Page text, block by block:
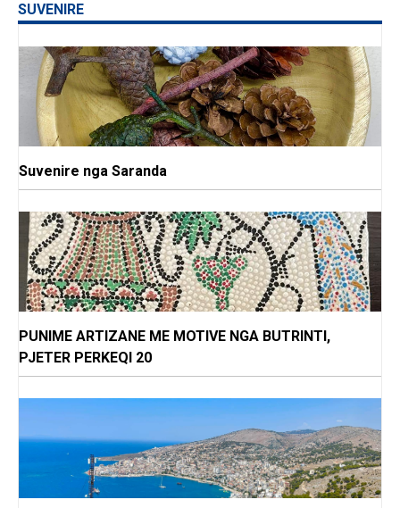
SUVENIRE
Suvenire nga Saranda
PUNIME ARTIZANE ME MOTIVE NGA BUTRINTI,
PJETER PERKEQI 20